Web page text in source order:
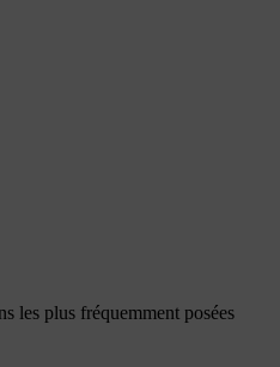
les plus fréquemment posées